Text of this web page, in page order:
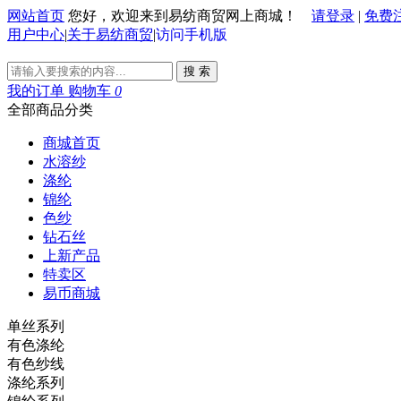
网站首页 您好，欢迎来到易纺商贸网上商城！ 请登录 | 免费
用户中心|关于易纺商贸|访问手机版
搜 索
我的订单 购物车 0
全部商品分类
商城首页
水溶纱
涤纶
锦纶
色纱
钻石丝
上新产品
特卖区
易币商城
单丝系列
有色涤纶
有色纱线
涤纶系列